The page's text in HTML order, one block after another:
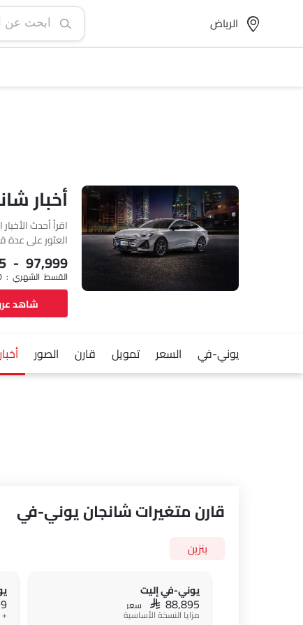
الرياض‎
أخبار
اقرأ أحدث
العثور على
والمواصفات،
- 97,999
القسط الشهري : SAR 1,322 x 60
شاهد
يوني-في السعر تمويل قارن الصور أخبار
قارن متغيرات شانجان يوني-في
بنزين
يوني-في إليت
SAR 88,895 سعر
مزايا النسخة الأساسية + 1 ميزة إضافية